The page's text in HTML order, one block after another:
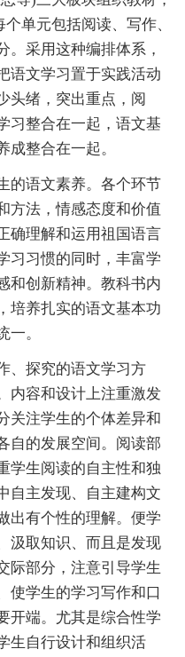
单元包括阅读、写作、
。采用这种编排体系，
语文学习置于实践活动
头绪，突出重点，阅
习整合在一起，语文基
成整合在一起。
的语文素养。各个环节
方法，情感态度和价值
确理解和运用祖国语言
习习惯的同时，丰富学
和创新精神。教科书内
培养扎实的语文基本功
一。
、探究的语文学习方
内容和设计上注重激发
关注学生的个体差异和
自的发展空间。阅读部
学生阅读的自主性和独
自主发现、自主建构文
出有个性的理解。便学
汲取知识、而且是发现
际部分，注意引导学生
使学生的学习写作和口
开端。尤其是综合性学
生自行设计和组织活